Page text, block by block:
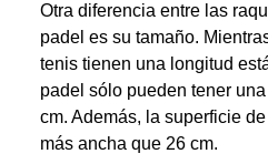
Otra diferencia entre las
padel es su tamaño.
tenis tienen una longitud
padel sólo pueden tener
cm. Además, la superficie
más ancha que 26 cm.